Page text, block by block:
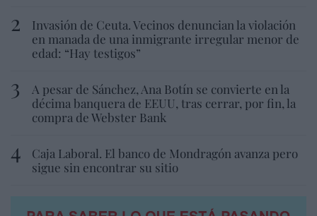
Invasión de Ceuta. Vecinos denuncian la violación
en manada de una inmigrante irregular menor de
edad: “Hay testigos”
A pesar de Sánchez, Ana Botín se convierte en la
décima banquera de EEUU, tras cerrar, por fin, la
compra de Webster Bank
Caja Laboral. El banco de Mondragón avanza pero
sigue sin encontrar su sitio